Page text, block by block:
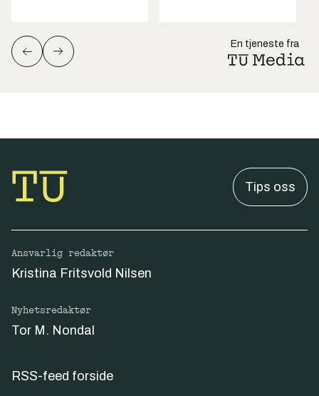
En tjeneste fra
Tips oss
Ansvarlig redaktør
Kristina Fritsvold Nilsen
Nyhetsredaktør
Tor M. Nondal
RSS-feed forside